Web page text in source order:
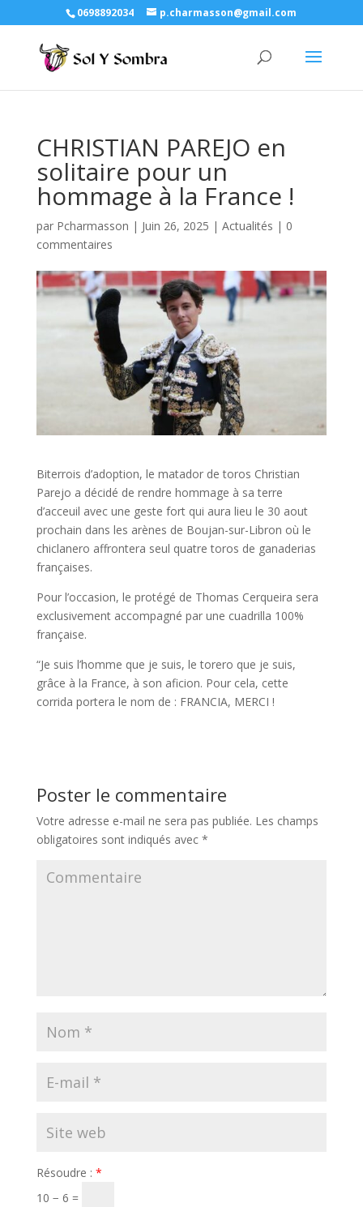
0698892034 p.charmasson@gmail.com
CHRISTIAN PAREJO en
solitaire pour un
hommage à la France !
par Pcharmasson | Juin 26, 2025 | Actualités | 0
commentaires
Biterrois d’adoption, le matador de toros Christian
Parejo a décidé de rendre hommage à sa terre
d’acceuil avec une geste fort qui aura lieu le 30 aout
prochain dans les arènes de Boujan-sur-Libron où le
chiclanero affrontera seul quatre toros de ganaderias
françaises.
Pour l’occasion, le protégé de Thomas Cerqueira sera
exclusivement accompagné par une cuadrilla 100%
française.
“Je suis l’homme que je suis, le torero que je suis,
grâce à la France, à son aficion. Pour cela, cette
corrida portera le nom de : FRANCIA, MERCI !
Poster le commentaire
Votre adresse e-mail ne sera pas publiée. Les champs
obligatoires sont indiqués avec *
Résoudre : *
10 − 6 =